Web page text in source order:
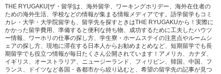
THE RYUGAKU[ザ・留学]は、海外留学、ワーキングホリデー、海外在住者の
ための海外生活、学校などの情報が集まる情報メディアです。語学留学もコミ
カレ・大学・大学院留学も、留学先を探すときはTHE RYUGAKUから！実際に
かかった留学費用、準備すると便利な持ち物、成功するために工夫したハウツ
ー情報、ワーホリの仕事の探し方、学生寮・ホームステイの注意点やルームシ
ェアの探し方、現地に滞在する日本人からお勧めまとめなど、短期留学でも長
期留学でも役立つ情報が毎日たくさん公開されています！アメリカ、カナダ、
イギリス、オーストラリア、ニュージーランド、フィリピン、韓国、中国、フ
ランス、ドイツなど各国・各都市から絞り込むと、希望の留学先の記事が見つ